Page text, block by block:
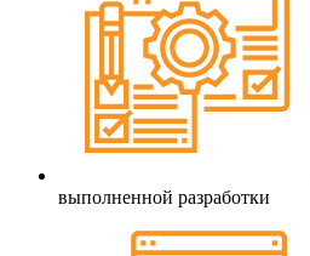
выполненной разработки